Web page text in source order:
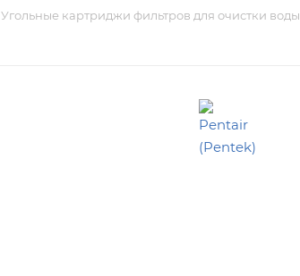
Угольные картриджи фильтров для очистки воды